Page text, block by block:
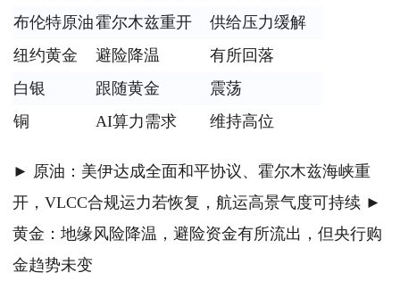
布伦特原油霍尔木兹重开
供给压力缓解
纽约黄金
避险降温
有所回落
白银
跟随黄金
震荡
铜
AI算力需求 维持高位
► 原油：美伊达成全面和平协议、霍尔木兹海峡重
开，VLCC合规运力若恢复，航运高景气度可持续 ►
黄金：地缘风险降温，避险资金有所流出，但央行购
金趋势未变